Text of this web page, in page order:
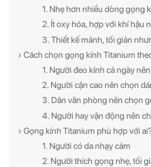
1. Nhẹ hơn nhiều dòng gọng
2. Ít oxy hóa, hợp với khí hậu
3. Thiết kế mảnh, tối giản
› Cách chọn gọng kính Titanium
1. Người đeo kính cả ngày
2. Người cận cao nên chọn
3. Dân văn phòng nên chọn
4. Người hay vận động nên
› Gọng kính Titanium phù hợp với
1. Người có da nhạy cảm
2. Người thích gọng nhẹ, tối